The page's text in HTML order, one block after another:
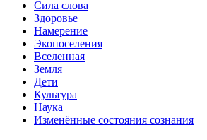
Сила слова
Здоровье
Намерение
Экопоселения
Вселенная
Земля
Дети
Культура
Наука
Изменённые состояния сознания